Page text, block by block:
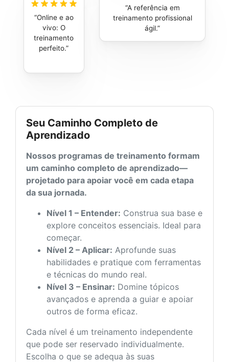
Online e ao
vivo: O
treinamento
perfeito.
A referência em
treinamento profissional
ágil.
Seu Caminho Completo de
Aprendizado
Nossos programas de treinamento formam
um caminho completo de aprendizado—
projetado para apoiar você em cada etapa
da sua jornada.
Nível 1 – Entender: Construa sua base e
explore conceitos essenciais. Ideal para
começar.
Nível 2 – Aplicar: Aprofunde suas
habilidades e pratique com ferramentas
e técnicas do mundo real.
Nível 3 – Ensinar: Domine tópicos
avançados e aprenda a guiar e apoiar
outros de forma eficaz.
Cada nível é um treinamento independente
que pode ser reservado individualmente.
Escolha o que se adequa às suas